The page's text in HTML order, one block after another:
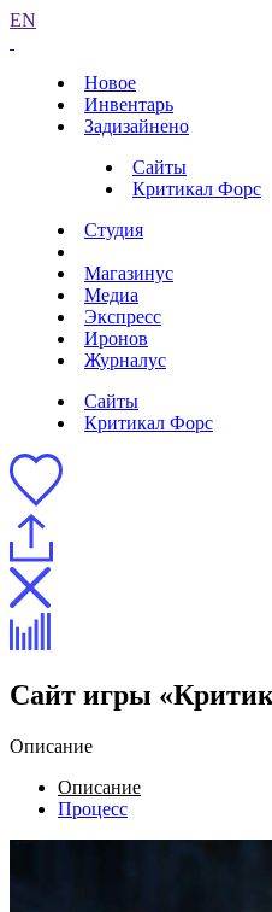
EN
Новое
Инвентарь
Задизайнено
Сайты
Критикал Форс
Студия
Магазинус
Медиа
Экспресс
Иронов
Журналус
Сайты
Критикал Форс
Сайт игры
Описание
Описание
Процесс